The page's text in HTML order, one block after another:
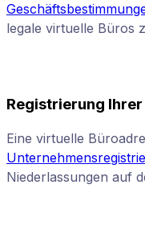
legale virtuelle Büros
Registrierung
Eine virtuelle
Niederlassungen auf